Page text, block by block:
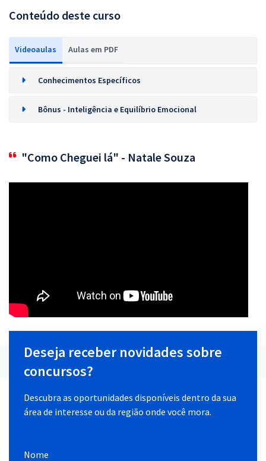
Conteúdo deste curso
Videoaulas Aulas em PDF
Conhecimentos Específicos
Bônus - Inteligência e Equilíbrio Emocional
"Como Cheguei lá" - Natale Souza
Deseja receber novidades sobre
concursos?
Descubra as oportunidades disponíveis dentro da sua
área de interesse ou da região onde você mora.
Nome